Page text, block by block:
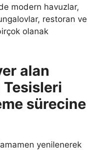
modern havuzlar,
restoran ve
olanak
alan
Tesisleri
sürecine
yenilenerek